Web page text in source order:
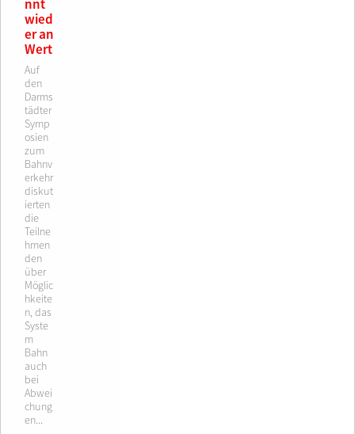
nnt
wied
er an
Wert
Auf
den
Darms
tädter
Symp
osien
zum
Bahnv
erkehr
diskut
ierten
die
Teilne
hmen
den
über
Möglic
hkeite
n, das
Syste
m
Bahn
auch
bei
Abwei
chung
en...